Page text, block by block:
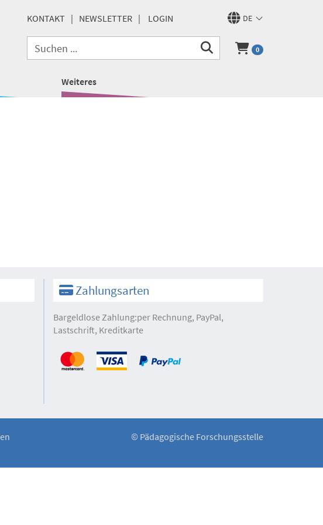
DE
KONTAKT NEWSLETTER LOGIN
0
Weiteres
Zahlungsarten
Bargeldlose Zahlung:per Rechnung, PayPal,
Lastschrift, Kreditkarte
© Pädagogische Forschungsstelle